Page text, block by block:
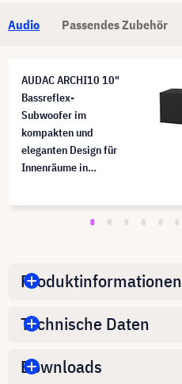
Audio Passendes Zubehör
AUDAC ARCHI10 10"
Bassreflex-
Subwoofer im
kompakten und
eleganten Design für
Innenräume in
Produktinformationen
Technische Daten
Downloads